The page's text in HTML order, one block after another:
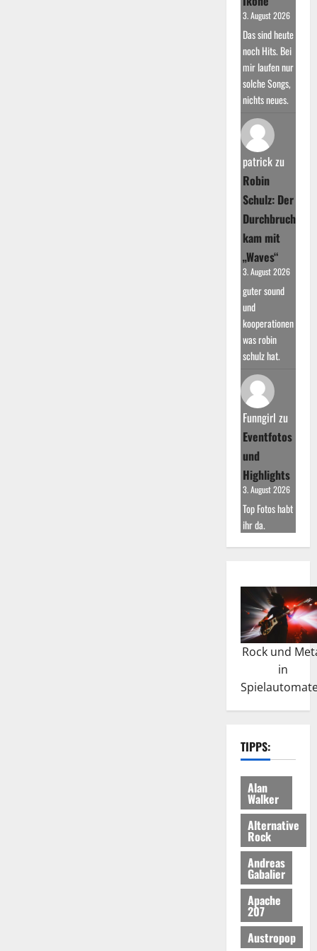
3. August 2026
Das sind heute
noch Hits. Bei
mir laufen nur
solche Songs,
nichts neues.
patrickzu
Robin
Schulz: Der
Durchbruch
kam mit
„Waves“
3. August 2026
guter sound
und
kooperationen
was robin
schulz hat.
Funngirl zu
Eventfotos
und
Highlights
3. August 2026
Top Fotos habt
ihr da.
Rock und
in
TIPPS:
Alan
Walker
Alternative
Rock
Andreas
Gabalier
Apache
207
Austropop